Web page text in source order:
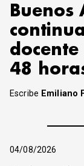
Buenos
48
Escribe Emiliano
04/08/2026